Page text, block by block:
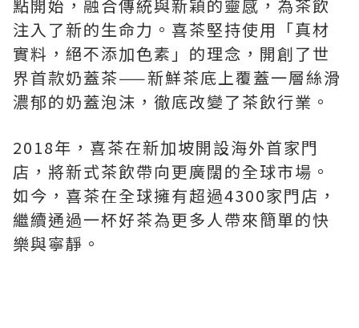
點開始，融合傳統與新穎的靈感，為茶飲
注入了新的生命力。喜茶堅持使用「真材
實料，絕不添加色素」的理念，開創了世
界首款奶蓋茶——新鮮茶底上覆蓋一層絲滑
濃郁的奶蓋泡沫，徹底改變了茶飲行業。
2018年，喜茶在新加坡開設海外首家門
店，將新式茶飲帶向更廣闊的全球市場。
如今，喜茶在全球擁有超過4300家門店，
繼續通過一杯好茶為更多人帶來簡單的快
樂與寧靜。